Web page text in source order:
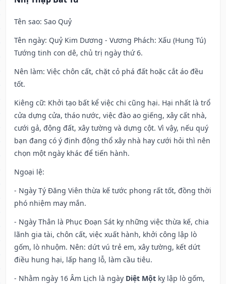
Tên sao: Sao Quỷ
Tên ngày: Quỷ Kim Dương - Vương Phách: Xấu (Hung Tú)
Tướng tinh con dê, chủ trị ngày thứ 6.
Nên làm: Việc chôn cất, chặt cỏ phá đất hoặc cắt áo đều
tốt.
Kiêng cữ: Khởi tạo bất kể việc chi cũng hại. Hại nhất là trổ
cửa dựng cửa, tháo nước, việc đào ao giếng, xây cất nhà,
cưới gả, động đất, xây tường và dựng cột. Vì vậy, nếu quý
bạn đang có ý định động thổ xây nhà hay cưới hỏi thì nên
chọn một ngày khác để tiến hành.
Ngoại lệ:
- Ngày Tý Đăng Viên thừa kế tước phong rất tốt, đồng thời
phó nhiệm may mắn.
- Ngày Thân là Phục Đoạn Sát kỵ những việc thừa kế, chia
lãnh gia tài, chôn cất, việc xuất hành, khởi công lập lò
gốm, lò nhuộm. Nên: dứt vú trẻ em, xây tường, kết dứt
điều hung hại, lấp hang lỗ, làm cầu tiêu.
- Nhằm ngày 16 Âm Lịch là ngày Diệt Một kỵ lập lò gốm,